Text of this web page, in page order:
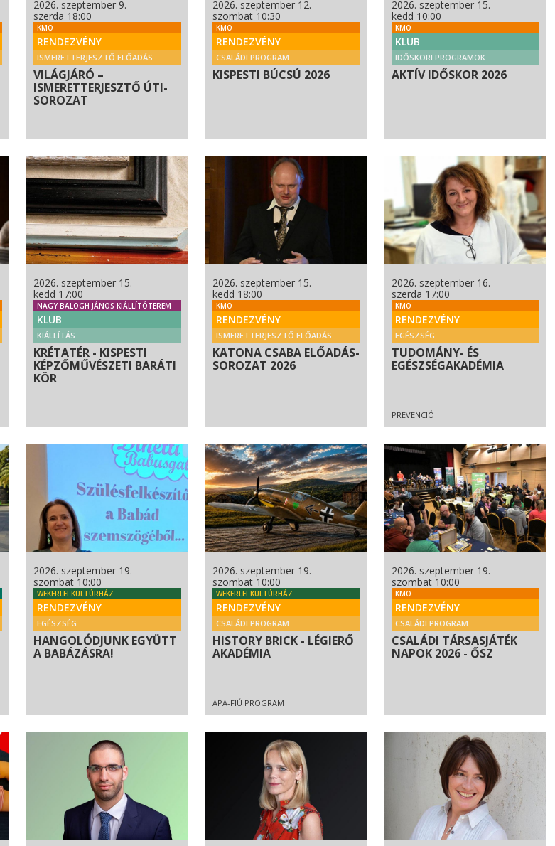
2026. szeptember 9.
szerda 18:00
KMO
RENDEZVÉNY
ISMERETTERJESZTŐ ELŐADÁS
VILÁGJÁRÓ –
ISMERETTERJESZTŐ ÚTI-
SOROZAT
2026. szeptember 12.
szombat 10:30
KMO
RENDEZVÉNY
CSALÁDI PROGRAM
KISPESTI BÚCSÚ 2026
2026. szeptember 15.
kedd 10:00
KMO
KLUB
IDŐSKORI PROGRAMOK
AKTÍV IDŐSKOR 2026
2026. szeptember 15.
kedd 17:00
NAGY BALOGH JÁNOS KIÁLLÍTÓTEREM
KLUB
KIÁLLÍTÁS
KRÉTATÉR - KISPESTI
KÉPZŐMŰVÉSZETI BARÁTI
KÖR
2026. szeptember 15.
kedd 18:00
KMO
RENDEZVÉNY
ISMERETTERJESZTŐ ELŐADÁS
KATONA CSABA ELŐADÁS-
SOROZAT 2026
2026. szeptember 16.
szerda 17:00
KMO
RENDEZVÉNY
EGÉSZSÉG
TUDOMÁNY- ÉS
EGÉSZSÉGAKADÉMIA
PREVENCIÓ
2026. szeptember 19.
szombat 10:00
WEKERLEI KULTÚRHÁZ
RENDEZVÉNY
EGÉSZSÉG
HANGOLÓDJUNK EGYÜTT
A BABÁZÁSRA!
2026. szeptember 19.
szombat 10:00
WEKERLEI KULTÚRHÁZ
RENDEZVÉNY
CSALÁDI PROGRAM
HISTORY BRICK - LÉGIERŐ
AKADÉMIA
APA-FIÚ PROGRAM
2026. szeptember 19.
szombat 10:00
KMO
RENDEZVÉNY
CSALÁDI PROGRAM
CSALÁDI TÁRSASJÁTÉK
NAPOK 2026 - ŐSZ